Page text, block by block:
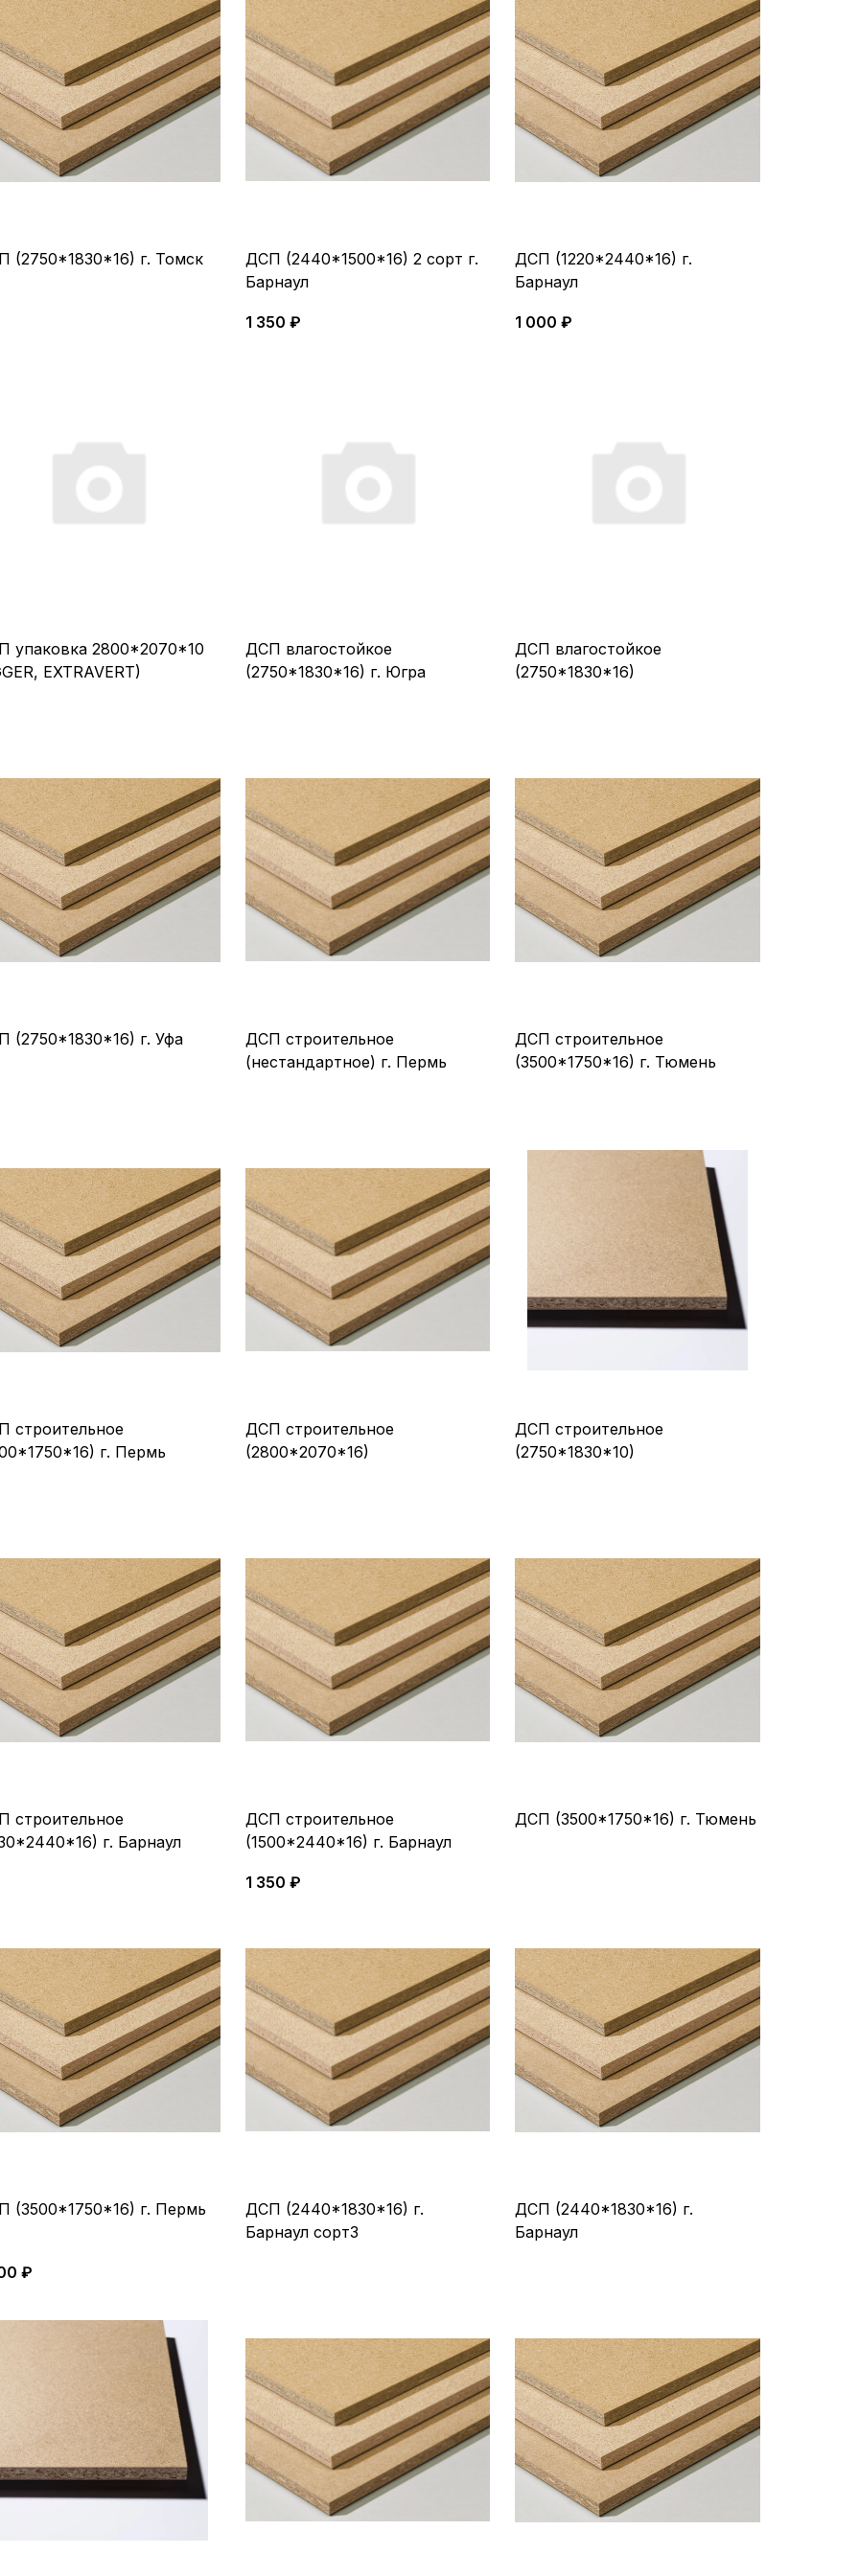
(2750*1830*16) г. Томск
ДСП (2440*1500*16) 2 сорт г.
Барнаул
1 350 ₽
ДСП (1220*2440*16) г.
Барнаул
1 000 ₽
упаковка 2800*2070*10
EXTRAVERT)
ДСП влагостойкое
(2750*1830*16) г. Югра
ДСП влагостойкое
(2750*1830*16)
(2750*1830*16) г. Уфа
ДСП строительное
(нестандартное) г. Пермь
ДСП строительное
(3500*1750*16) г. Тюмень
строительное
г. Пермь
ДСП строительное
(2800*2070*16)
ДСП строительное
(2750*1830*10)
строительное
г. Барнаул
ДСП строительное
(1500*2440*16) г. Барнаул
1 350 ₽
ДСП (3500*1750*16) г. Тюмень
(3500*1750*16) г. Пермь
₽
ДСП (2440*1830*16) г.
Барнаул сорт3
ДСП (2440*1830*16) г.
Барнаул